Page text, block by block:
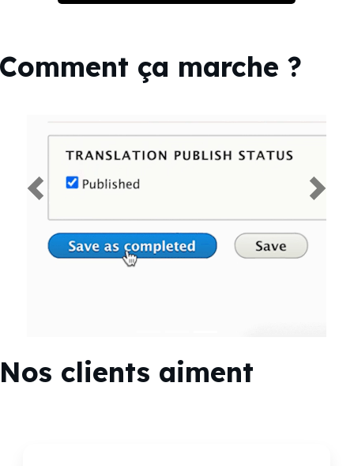
Comment ça marche ?
Previous Next
Nos clients aiment